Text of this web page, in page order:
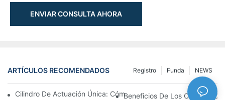
ENVIAR CONSULTA AHORA
ARTÍCULOS RECOMENDADOS NEWS
Funda
Registro
Cilindro De Actuación Única: Cómo Funciona & Aplicaciones
Beneficios De Los Cilindros